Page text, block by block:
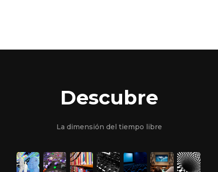
Descubre
La dimensión del tiempo libre